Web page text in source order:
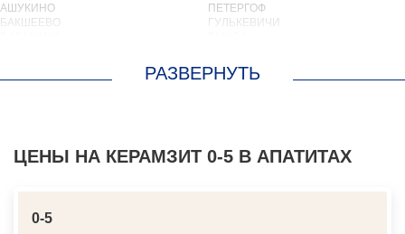
АШУКИНО
БАКШЕЕВО
БЕЛООЗЕРСКИЙ
БОЛЬШИЕ ДВОРЫ
БОЛЬШОЕ БУНЬКОВО
БРОННИЦЫ
БУРЦЕВО
ПЕТЕРГОФ
ГУЛЬКЕВИЧИ
ВЫБОРГ
ТУАПСЕ
НАХОДКА
ЦЕНЫ НА КЕРАМЗИТ 0-5 В АПАТИТАХ
0-5